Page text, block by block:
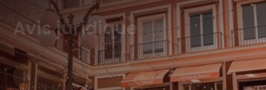
Avis juridique
Inicio 5 Avis juridique